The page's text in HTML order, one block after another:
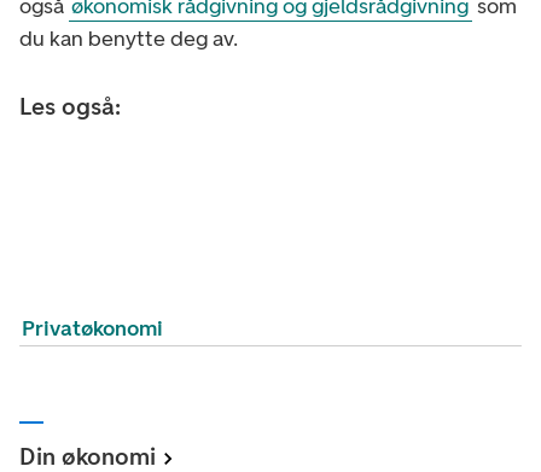
også økonomisk rådgivning og gjeldsrådgivning som
du kan benytte deg av.
Les også:
Privatøkonomi
Din økonomi